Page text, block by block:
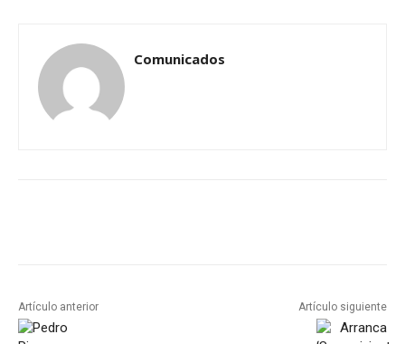
Comunicados
Artículo anterior Artículo siguiente